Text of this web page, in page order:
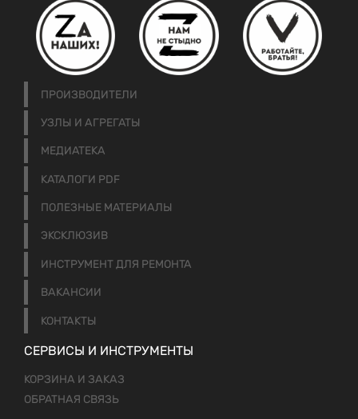
ПРОИЗВОДИТЕЛИ
УЗЛЫ И АГРЕГАТЫ
МЕДИАТЕКА
КАТАЛОГИ PDF
ПОЛЕЗНЫЕ МАТЕРИАЛЫ
ЭКСКЛЮЗИВ
ИНСТРУМЕНТ ДЛЯ РЕМОНТА
ВАКАНСИИ
КОНТАКТЫ
СЕРВИСЫ И ИНСТРУМЕНТЫ
КОРЗИНА И ЗАКАЗ
ОБРАТНАЯ СВЯЗЬ